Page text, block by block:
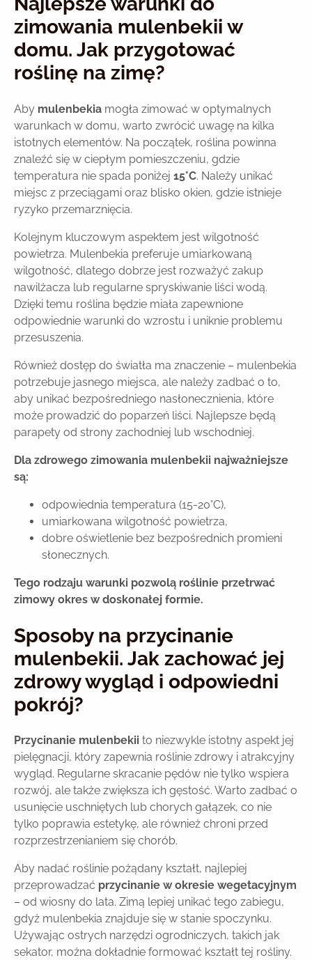
zimowania mulenbekii w
domu. Jak przygotować
roślinę na zimę?
Aby mulenbekia mogła zimować w optymalnych
warunkach w domu, warto zwrócić uwagę na kilka
istotnych elementów. Na początek, roślina powinna
znaleźć się w ciepłym pomieszczeniu, gdzie
temperatura nie spada poniżej 15°C. Należy unikać
miejsc z przeciągami oraz blisko okien, gdzie istnieje
ryzyko przemarznięcia.
Kolejnym kluczowym aspektem jest wilgotność
powietrza. Mulenbekia preferuje umiarkowaną
wilgotność, dlatego dobrze jest rozważyć zakup
nawilżacza lub regularne spryskiwanie liści wodą.
Dzięki temu roślina będzie miała zapewnione
odpowiednie warunki do wzrostu i uniknie problemu
przesuszenia.
Również dostęp do światła ma znaczenie – mulenbekia
potrzebuje jasnego miejsca, ale należy zadbać o to,
aby unikać bezpośredniego nasłonecznienia, które
może prowadzić do poparzeń liści. Najlepsze będą
parapety od strony zachodniej lub wschodniej.
Dla zdrowego zimowania mulenbekii najważniejsze
są:
odpowiednia temperatura (15-20°C),
umiarkowana wilgotność powietrza,
dobre oświetlenie bez bezpośrednich promieni
słonecznych.
Tego rodzaju warunki pozwolą roślinie przetrwać
zimowy okres w doskonałej formie.
Sposoby na przycinanie
mulenbekii. Jak zachować jej
zdrowy wygląd i odpowiedni
pokrój?
Przycinanie mulenbekii to niezwykle istotny aspekt jej
pielęgnacji, który zapewnia roślinie zdrowy i atrakcyjny
wygląd. Regularne skracanie pędów nie tylko wspiera
rozwój, ale także zwiększa ich gęstość. Warto zadbać o
usunięcie uschniętych lub chorych gałązek, co nie
tylko poprawia estetykę, ale również chroni przed
rozprzestrzenianiem się chorób.
Aby nadać roślinie pożądany kształt, najlepiej
przeprowadzać przycinanie w okresie wegetacyjnym
– od wiosny do lata. Zimą lepiej unikać tego zabiegu,
gdyż mulenbekia znajduje się w stanie spoczynku.
Używając ostrych narzędzi ogrodniczych, takich jak
sekator, można dokładnie formować kształt tej rośliny.